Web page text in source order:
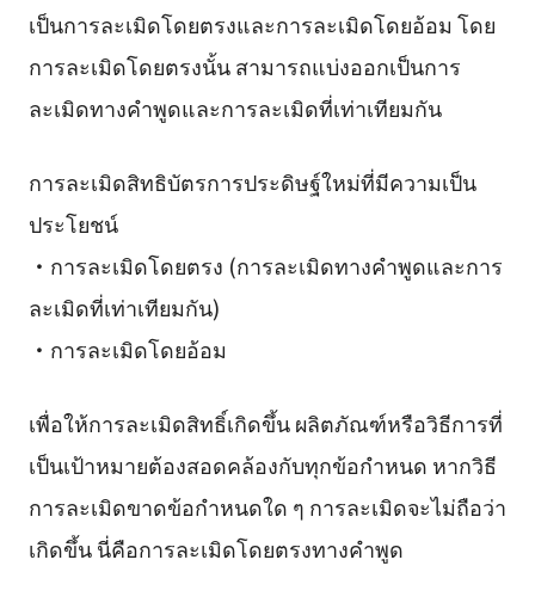
เป็นการละเมิดโดยตรงและการละเมิดโดยอ้อม โดย
การละเมิดโดยตรงนั้น สามารถแบ่งออกเป็นการ
ละเมิดทางคำพูดและการละเมิดที่เท่าเทียมกัน
การละเมิดสิทธิบัตรการประดิษฐ์ใหม่ที่มีความเป็น
ประโยชน์
・การละเมิดโดยตรง (การละเมิดทางคำพูดและการ
ละเมิดที่เท่าเทียมกัน)
・การละเมิดโดยอ้อม
เพื่อให้การละเมิดสิทธิ์เกิดขึ้น ผลิตภัณฑ์หรือวิธีการที่
เป็นเป้าหมายต้องสอดคล้องกับทุกข้อกำหนด หากวิธี
การละเมิดขาดข้อกำหนดใด ๆ การละเมิดจะไม่ถือว่า
เกิดขึ้น นี่คือการละเมิดโดยตรงทางคำพูด